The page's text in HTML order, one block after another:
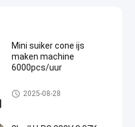
Mini suiker cone ijs
maken machine
6000pcs/uur
De Productielijn van de roomij
skegel
2025-08-28